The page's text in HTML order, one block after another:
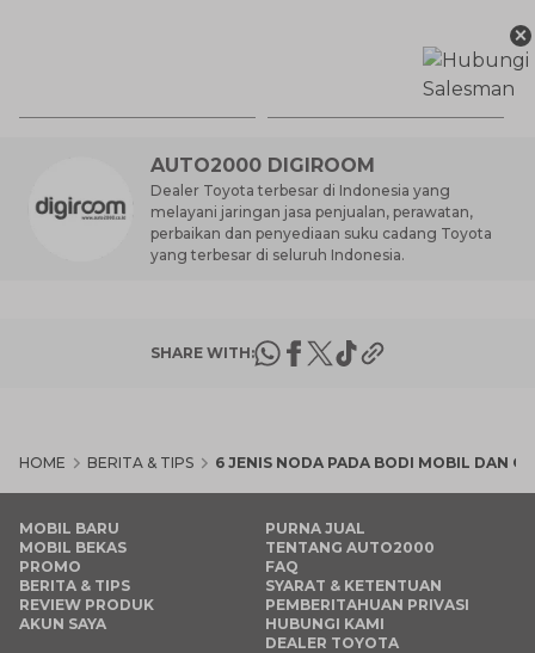
AUTO2000 DIGIROOM
Dealer Toyota terbesar di Indonesia yang
melayani jaringan jasa penjualan, perawatan,
perbaikan dan penyediaan suku cadang Toyota
yang terbesar di seluruh Indonesia.
SHARE WITH:
HOME BERITA & TIPS 6 JENIS NODA PADA BODI MOBIL DAN
×
MOBIL BARU
MOBIL BEKAS
PROMO
BERITA & TIPS
REVIEW PRODUK
AKUN SAYA
PURNA JUAL
TENTANG AUTO2000
FAQ
SYARAT & KETENTUAN
PEMBERITAHUAN PRIVASI
HUBUNGI KAMI
DEALER TOYOTA